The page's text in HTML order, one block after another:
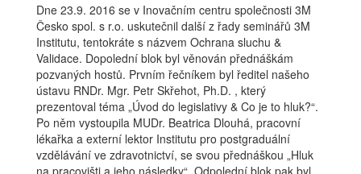
Dne 23.9. 2016 se v Inovačním centru společnosti 3M
Česko spol. s r.o. uskutečnil další z řady seminářů 3M
Institutu, tentokráte s názvem Ochrana sluchu &
Validace. Dopolední blok byl věnován přednáškám
pozvaných hostů. Prvním řečníkem byl ředitel našeho
ústavu RNDr. Mgr. Petr Skřehot, Ph.D. , který
prezentoval téma „Úvod do legislativy & Co je to hluk?“.
Po něm vystoupila MUDr. Beatrica Dlouhá, pracovní
lékařka a externí lektor Institutu pro postgraduální
vzdělávání ve zdravotnictví, se svou přednáškou „Hluk
na pracovišti a jeho následky“. Odpolední blok pak byl